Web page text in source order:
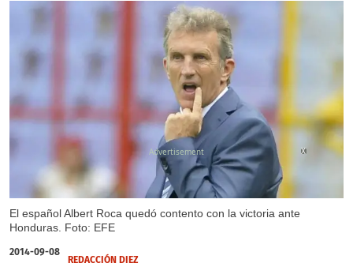
El español Albert Roca quedó contento con la victoria ante
Honduras. Foto: EFE
X
2014-09-08
REDACCIÓN DIEZ